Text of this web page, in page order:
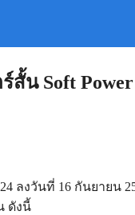
น Soft Power
ลงวันที่ 16 กันยายน
ดังนี้